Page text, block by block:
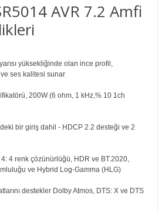
AVR 7.2 Amfi
yüksekliğinde olan ince profil,
ses kalitesi sunar
200W (6 ohm, 1 kHz,% 10 1ch
bir giriş dahil - HDCP 2.2 desteği ve 2
4 renk çözünürlüğü, HDR ve BT.2020,
ve Hybrid Log-Gamma (HLG)
destekler Dolby Atmos, DTS: X ve DTS